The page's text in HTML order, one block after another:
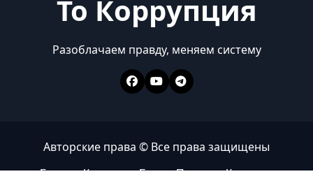
То Коррупция
Разоблачаем правду, меняем систему
Авторские права © Все права защищены